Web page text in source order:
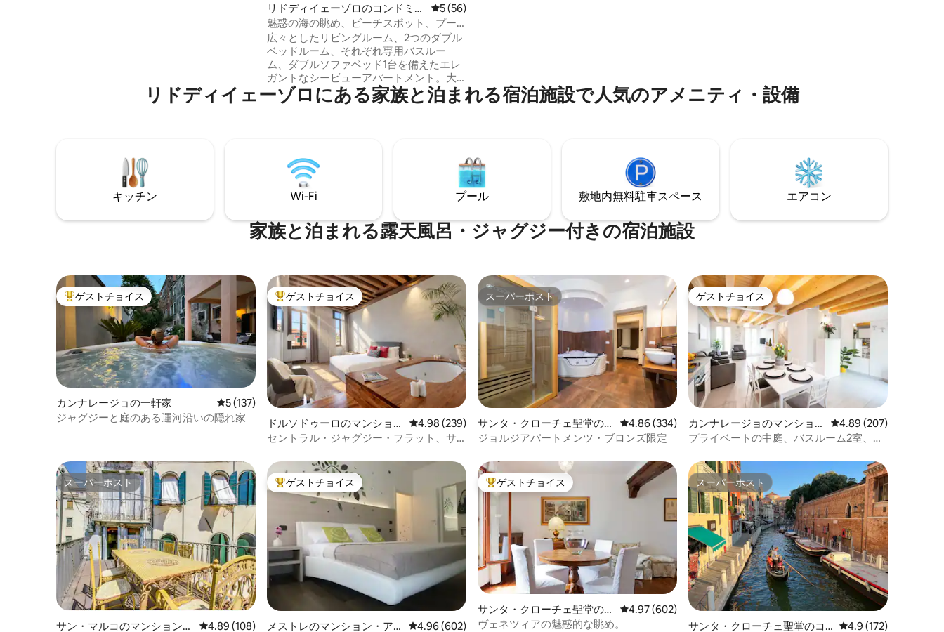
リドディイェーゾロのコンドミニ
アム
レビュー56件、5つ星中5つ星の平均評価
5 (56)
魅惑の海の眺め、ビーチスポット、プー
ル
広々としたリビングルーム、2つのダブル
ベッドルーム、それぞれ専用バスルー
ム、ダブルソファベッド1台を備えたエレ
ガントなシービューアパートメント。大
きなテラス。 アパートは、Jesoloのシン
ボルの1つであるAquileiaタワーの14階に
1台）が含まれています。 1つの地下駐車
場。アパートはイェゾロの中心であるマ
ッツィーニ広場から数メートル、ビーチ
から徒歩5分の場所にあります。
リドディイェーゾロにある家族と泊まれる宿泊施設で人気のアメニティ・設備
キッチン Wi-Fi プール 敷地内無料駐⁠車ス⁠ペ⁠ー⁠ス エアコン
家族と泊まれる露天風呂・ジャグジー付きの宿泊施設
大好評のゲストチョイスです。
ゲストチョイス
カンナレージョの一軒家 レビュー137件、5つ星中5つ星の平均評価
5 (137)
ジャグジーと庭のある運河沿いの隠れ家
大好評のゲストチョイスです。
ゲストチョイス
ドルソドゥーロのマンショ
ン・アパート
レビュー239件、5つ星中4.98つ星の平均評価
4.98 (239)
セントラル・ジャグジー・フラット、サ
スーパーホスト
スーパーホスト
サンタ・クローチェ聖堂のマ
ンション・アパート
レビュー334件、5つ星中4.86つ星の平均評価
4.86 (334)
ジョルジアパートメンツ・ブロンズ限定
ゲストチョイス
ゲストチョイス
カンナレージョのマンショ
ン・アパート
レビュー207件、5つ星
4.89 (207)
プライベートの中庭、バスルーム2室、空
スーパーホスト
スーパーホスト
サン・マルコのマンション・
レビュー108件、5つ星中4.89つ星の平均評価
4.89 (108)
大好評のゲストチョイスです。
ゲストチョイス
メストレのマンション・ア
レビュー602件、5つ星中4.96つ星の平均評価
4.96 (602)
大好評のゲストチョイスです。
ゲストチョイス
サンタ・クローチェ聖堂のマ
ンション・アパート
レビュー602件、5つ星中4.97つ星の平均評価
4.97 (602)
ヴェネツィアの魅惑的な眺め。
スーパーホスト
スーパーホスト
サンタ・クローチェ聖堂のコ
レビュー172件、5つ
4.9 (172)